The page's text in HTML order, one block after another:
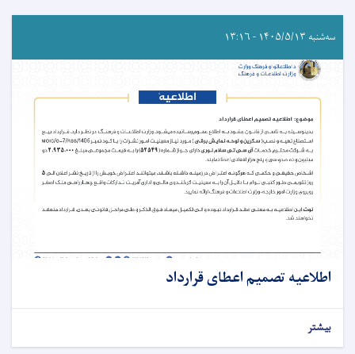
سه‌شنبه ۱۴۰۵/۵/۱۳ - ۱۳:۱۶
اطلاعیه تصمیم اعطای قرارداد
بیشتر